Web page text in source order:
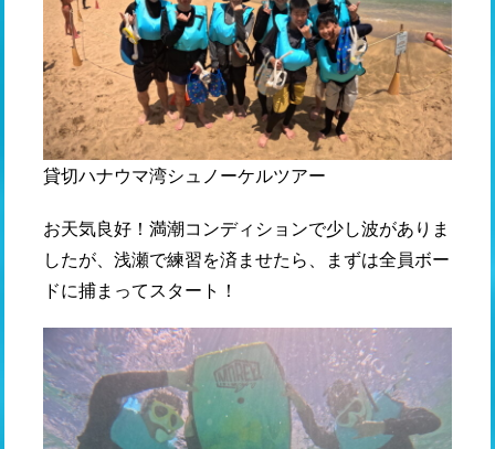
貸切ハナウマ湾シュノーケルツアー
お天気良好！満潮コンディションで少し波がありま
したが、浅瀬で練習を済ませたら、まずは全員ボー
ドに捕まってスタート！